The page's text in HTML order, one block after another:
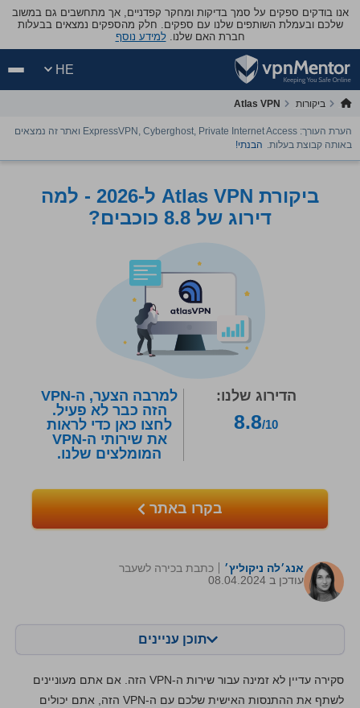
אנו בודקים ספקים על סמך בדיקות ומחקר קפדניים, אך מתחשבים גם במשוב
שלכם ובעמלת השותפים שלנו עם ספקים. חלק מהספקים נמצאים בבעלות
חברת האם שלנו.למידע נוסף
HE
ביקורות Atlas VPN
הערת העורך: ExpressVPN, Cyberghost, Private Internet Access ואתר זה נמצאים
באותה קבוצת בעלות. הבנתי!
ביקורת Atlas VPN ל-2026 - למה
דירוג של 8.8 כוכבים?
הדירוג שלנו:
8.8/10
למרבה הצער, ה-VPN
הזה כבר לא פעיל.
לחצו כאן כדי לראות
את שירותי ה-VPN
המומלצים שלנו.
בקרו באתר
אנג׳לה ניקוליץ׳
עודכן ב 08.04.2024
כתבת בכירה לשעבר
תוכן עניינים
מאפיינים מרכזיים 8.8
סקירה עדיין לא זמינה עבור שירות ה-VPN הזה. אם אתם מעוניינים
לשתף את ההתנסות האישית שלכם עם ה-VPN הזה, אתם יכולים